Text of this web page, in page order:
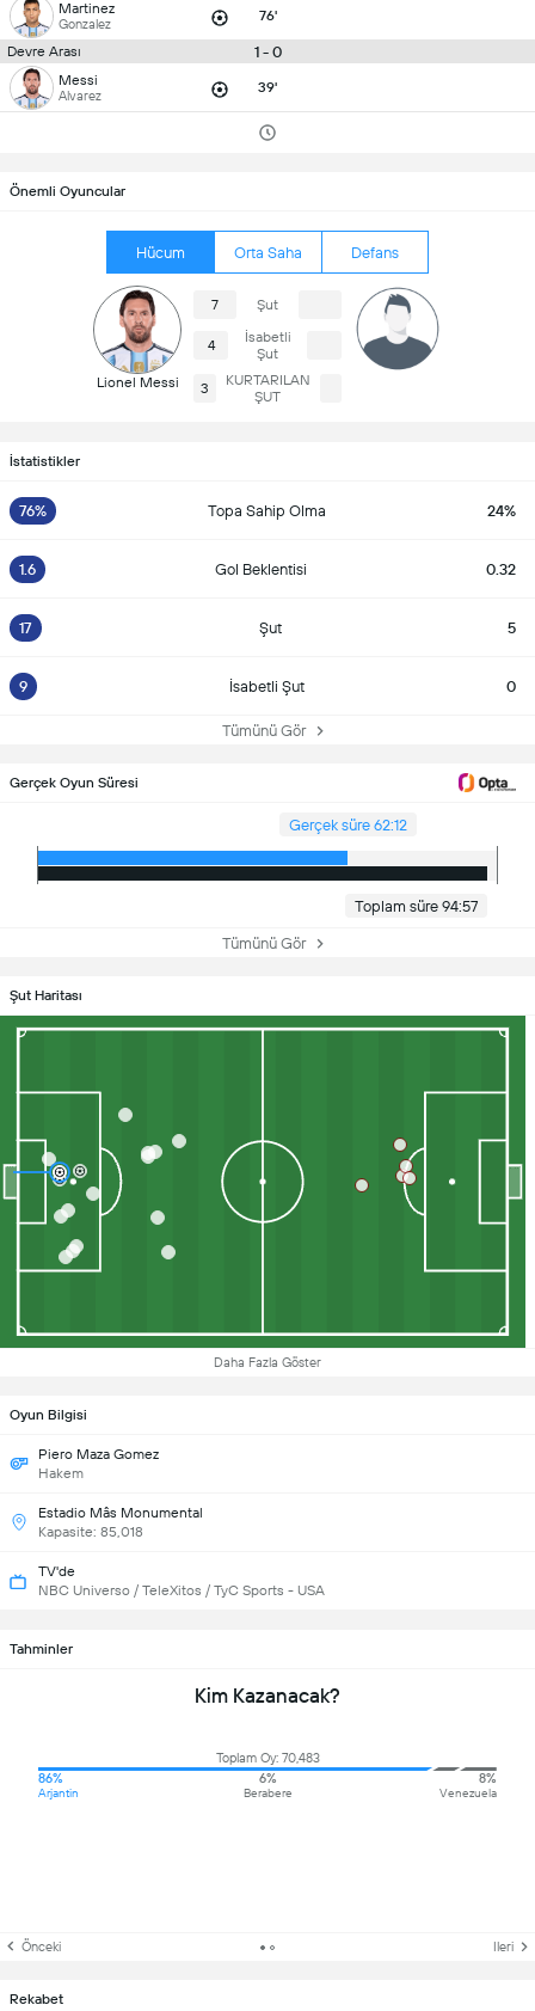
Martinez
Gonzalez 76'
Devre Arası 1 - 0
Messi
Alvarez 39'
Önemli Oyuncular
Hücum Orta Saha Defans
Lionel Messi
7 Şut
4
İsabetli
Şut
3
KURTARILAN
ŞUT
İstatistikler
76% Topa Sahip Olma 24%
1.6 Gol Beklentisi 0.32
17 Şut 5
9 İsabetli Şut 0
Tümünü Gör
Gerçek Oyun Süresi
Gerçek süre 62:12
Toplam süre 94:57
Tümünü Gör
Şut Haritası
Daha Fazla Göster
Oyun Bilgisi
Piero Maza Gomez
Hakem
Estadio Mâs Monumental
Kapasite: 85,018
TV'de
NBC Universo / TeleXitos / TyC Sports - USA
Tahminler
Kim Kazanacak?
Toplam Oy: 70,483
86%
Arjantin
6%
Berabere
8%
Venezuela
Önceki Ileri
Rekabet